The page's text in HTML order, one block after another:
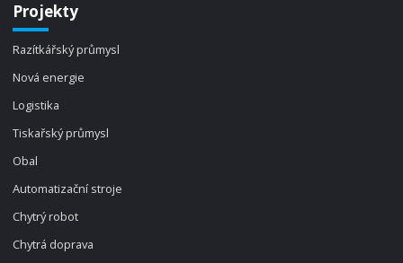
Projekty
Razítkářský průmysl
Nová energie
Logistika
Tiskařský průmysl
Obal
Automatizační stroje
Chytrý robot
Chytrá doprava